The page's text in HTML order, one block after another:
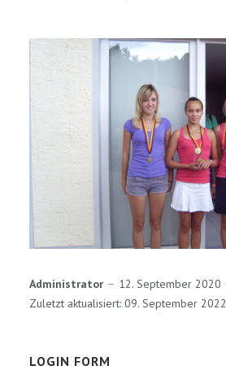
Administrator
12. September 2020
Zuletzt aktualisiert: 09. September 2022
LOGIN FORM